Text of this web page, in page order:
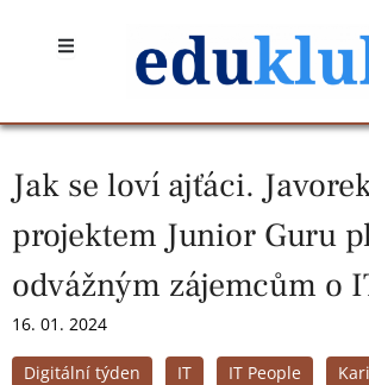
Open
Jak se loví ajťáci.
projektem Junior Guru
odvážným zájemcům o
16. 01. 2024
Digitální týden IT IT People